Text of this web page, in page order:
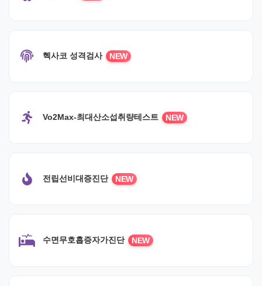
헥사코 성격검사 NEW
Vo2Max-최대산소섭취량테스트 NEW
전립선비대증진단 NEW
수면무호흡증자가진단 NEW